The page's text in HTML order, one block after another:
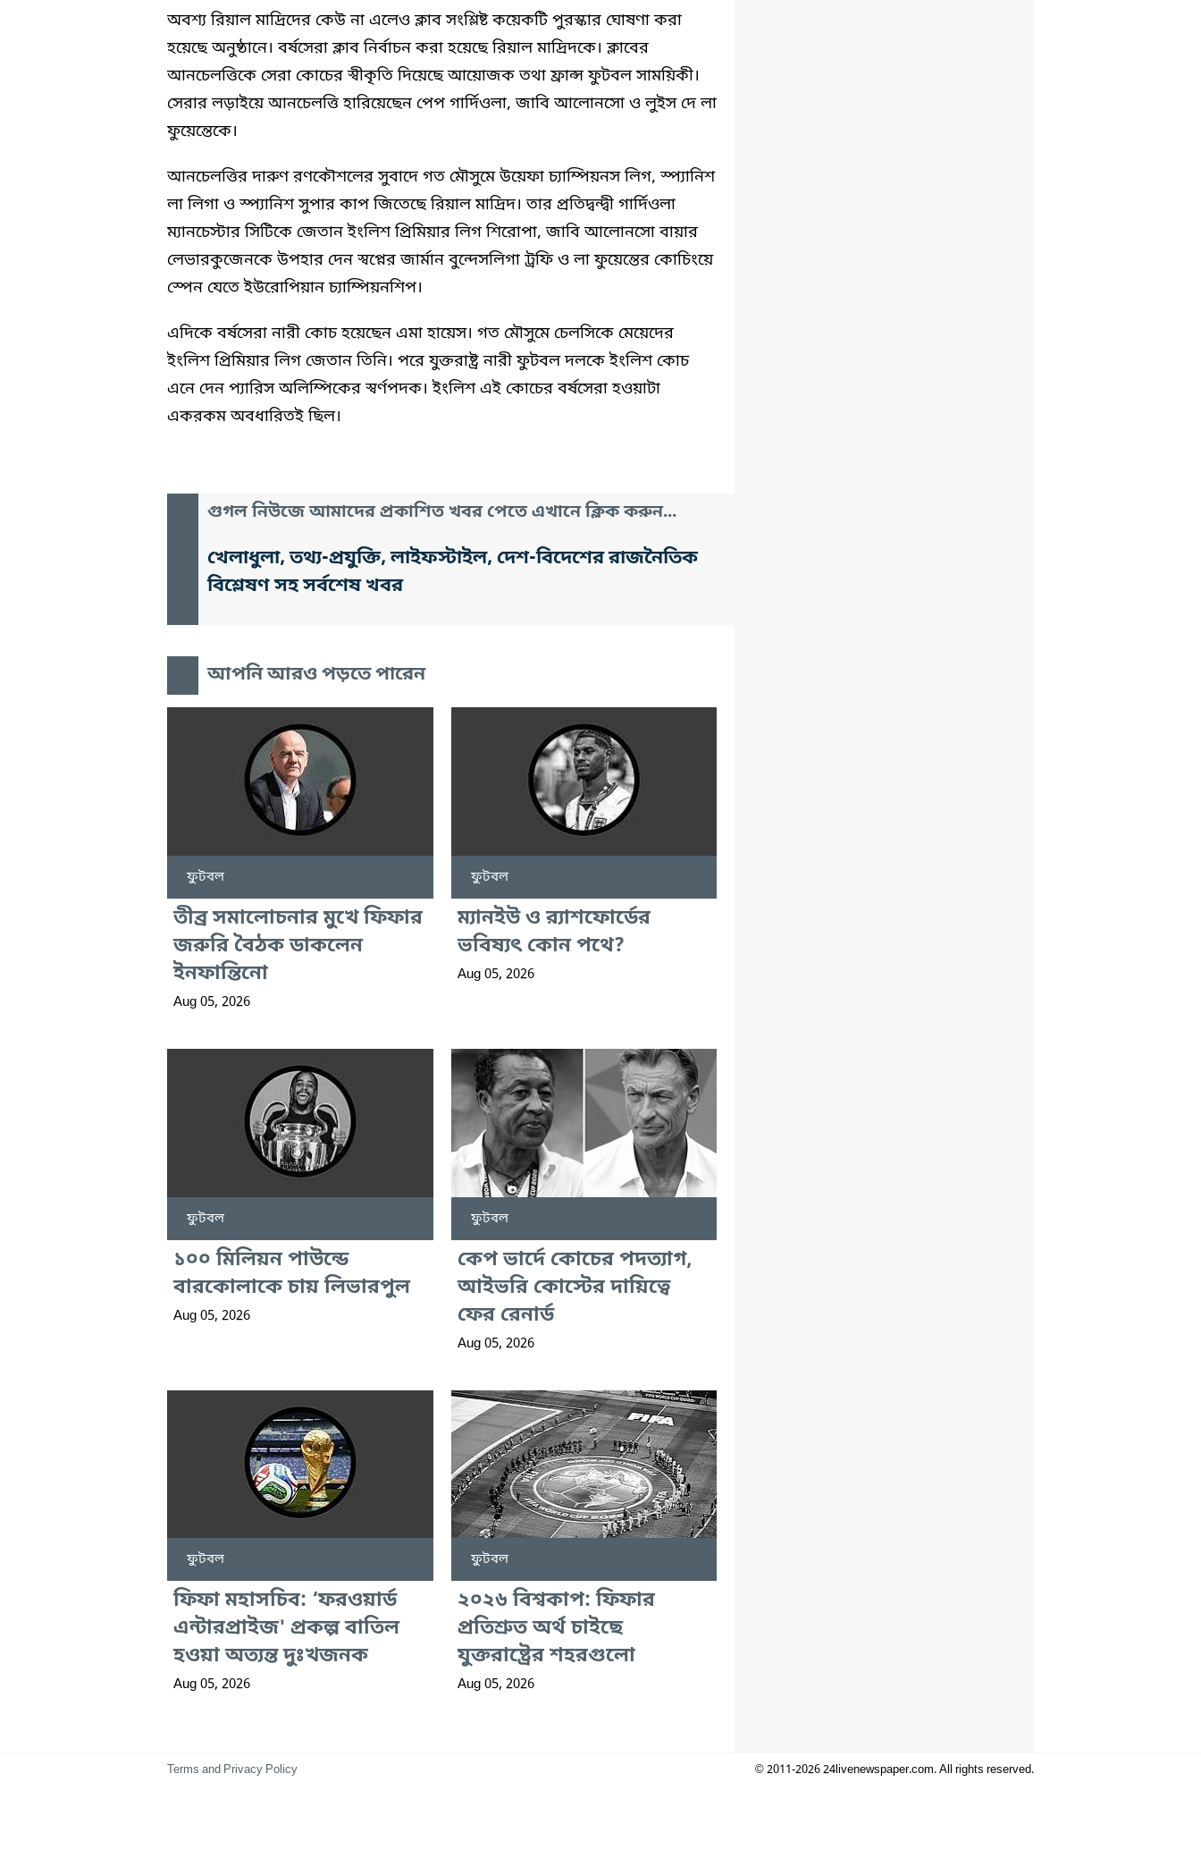
অবশ্য রিয়াল মাদ্রিদের কেউ না এলেও ক্লাব সংশ্লিষ্ট কয়েকটি পুরস্কার ঘোষণা করা
হয়েছে অনুষ্ঠানে। বর্ষসেরা ক্লাব নির্বাচন করা হয়েছে রিয়াল মাদ্রিদকে। ক্লাবের
আনচেলত্তিকে সেরা কোচের স্বীকৃতি দিয়েছে আয়োজক তথা ফ্রান্স ফুটবল সাময়িকী।
সেরার লড়াইয়ে আনচেলত্তি হারিয়েছেন পেপ গার্দিওলা, জাবি আলোনসো ও লুইস দে লা
ফুয়েন্তেকে।
আনচেলত্তির দারুণ রণকৌশলের সুবাদে গত মৌসুমে উয়েফা চ্যাম্পিয়নস লিগ, স্প্যানিশ
লা লিগা ও স্প্যানিশ সুপার কাপ জিতেছে রিয়াল মাদ্রিদ। তার প্রতিদ্বন্দ্বী গার্দিওলা
ম্যানচেস্টার সিটিকে জেতান ইংলিশ প্রিমিয়ার লিগ শিরোপা, জাবি আলোনসো বায়ার
লেভারকুজেনকে উপহার দেন স্বপ্নের জার্মান বুন্দেসলিগা ট্রফি ও লা ফুয়েন্তের কোচিংয়ে
স্পেন যেতে ইউরোপিয়ান চ্যাম্পিয়নশিপ।
এদিকে বর্ষসেরা নারী কোচ হয়েছেন এমা হায়েস। গত মৌসুমে চেলসিকে মেয়েদের
ইংলিশ প্রিমিয়ার লিগ জেতান তিনি। পরে যুক্তরাষ্ট্র নারী ফুটবল দলকে ইংলিশ কোচ
এনে দেন প্যারিস অলিম্পিকের স্বর্ণপদক। ইংলিশ এই কোচের বর্ষসেরা হওয়াটা
একরকম অবধারিতই ছিল।
গুগল নিউজে আমাদের প্রকাশিত খবর পেতে এখানে ক্লিক করুন...
খেলাধুলা, তথ্য-প্রযুক্তি, লাইফস্টাইল, দেশ-বিদেশের রাজনৈতিক
বিশ্লেষণ সহ সর্বশেষ খবর
আপনি আরও পড়তে পারেন
ফুটবল
তীব্র সমালোচনার মুখে ফিফার
জরুরি বৈঠক ডাকলেন
ইনফান্তিনো
Aug 05, 2026
ফুটবল
ম্যানইউ ও র‍্যাশফোর্ডের
ভবিষ্যৎ কোন পথে?
Aug 05, 2026
ফুটবল
১০০ মিলিয়ন পাউন্ডে
বারকোলাকে চায় লিভারপুল
Aug 05, 2026
ফুটবল
কেপ ভার্দে কোচের পদত্যাগ,
আইভরি কোস্টের দায়িত্বে
ফের রেনার্ড
Aug 05, 2026
ফুটবল
ফিফা মহাসচিব: ‘ফরওয়ার্ড
এন্টারপ্রাইজ' প্রকল্প বাতিল
হওয়া অত্যন্ত দুঃখজনক
Aug 05, 2026
ফুটবল
২০২৬ বিশ্বকাপ: ফিফার
প্রতিশ্রুত অর্থ চাইছে
যুক্তরাষ্ট্রের শহরগুলো
Aug 05, 2026
Terms and Privacy Policy © 2011-2026 24livenewspaper.com. All rights reserved.